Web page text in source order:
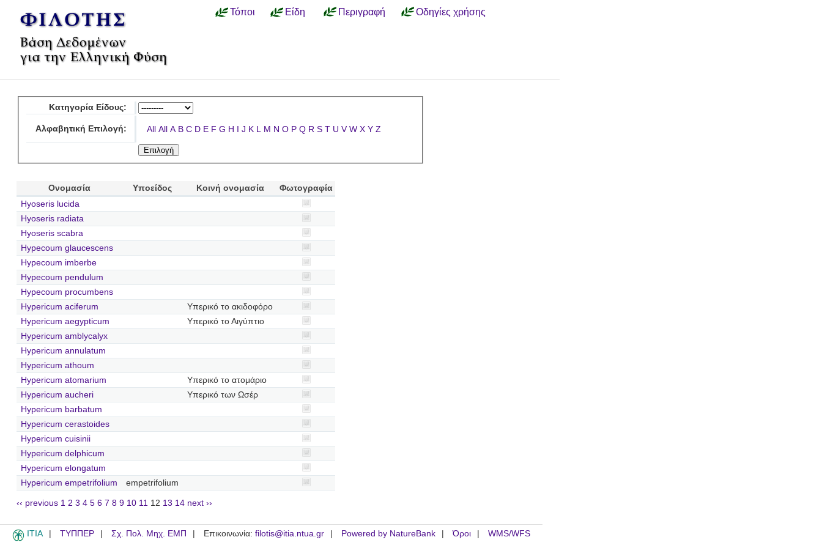
Τόποι Είδη Περιγραφή Οδηγίες χρήσης
Κατηγορία Είδους:
Αλφαβητική Επιλογή: All All A B C D E F G H I J K L M N O P Q R S T U V W X Y Z
Ονομασία Υποείδος Κοινή ονομασία
Φωτογραφία
Hyoseris lucida
Hyoseris radiata
Hyoseris scabra
Hypecoum glaucescens
Hypecoum imberbe
Hypecoum pendulum
Hypecoum procumbens
Hypericum aciferum
Υπερικό το ακιδοφόρο
Hypericum aegypticum
Υπερικό το Αιγύπτιο
Hypericum amblycalyx
Hypericum annulatum
Hypericum athoum
Hypericum atomarium
Υπερικό το ατομάριο
Hypericum aucheri
Υπερικό των Ωσέρ
Hypericum barbatum
Hypericum cerastoides
Hypericum cuisinii
Hypericum delphicum
Hypericum elongatum
Hypericum empetrifolium
empetrifolium
‹‹ previous 1 2 3 4 5 6 7 8 9 10 11 12 13 14 next ››
ITIA ΤΥΠΠΕΡ Σχ. Πολ. Μηχ. ΕΜΠ Επικοινωνία: filotis@itia.ntua.gr Powered by NatureBank Όροι WMS/WFS